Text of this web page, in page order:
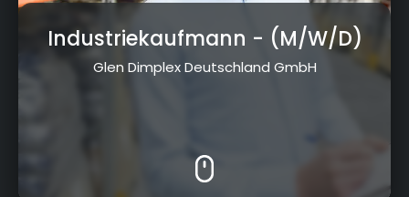
Industriekaufmann - (M/W/D)
Glen Dimplex Deutschland GmbH